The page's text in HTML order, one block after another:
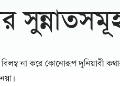
না করে কোনোরূপ দুনিয়াবী